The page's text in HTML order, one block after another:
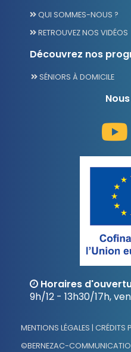
QUI SOMMES-NOUS ?
RETROUVEZ NOS VIDÉOS
Découvrez nos
SÉNIORS À DOMICILE
Horaires
9h/12 - 13h30/17h,
MENTIONS LÉGALES | CRÉDITS
©BERNEZAC-